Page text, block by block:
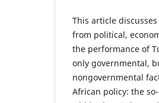
This article
from political,
the performance of
only governmental,
nongovernmental
African policy: the